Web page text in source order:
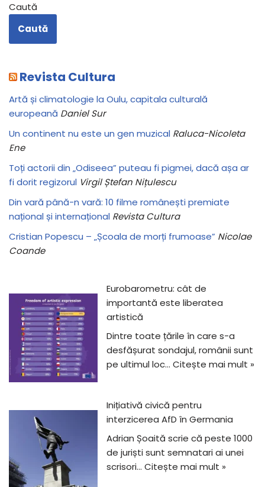
Caută
Caută
Revista Cultura
Artă și climatologie la Oulu, capitala culturală
europeană Daniel Sur
Un continent nu este un gen muzical Raluca-Nicoleta
Ene
Toți actorii din „Odiseea” puteau fi pigmei, dacă așa ar
fi dorit regizorul Virgil Ștefan Nițulescu
Din vară până-n vară: 10 filme românești premiate
național și internațional Revista Cultura
Cristian Popescu – „Școala de morți frumoase” Nicolae
Coande
Eurobarometru: cât de
importantă este liberatea
artistică
Dintre toate țările în care s-a
desfășurat sondajul, românii sunt
pe ultimul loc… Citește mai mult »
Inițiativă civică pentru
interzicerea AfD în Germania
Adrian Șoaită scrie că peste 1000
de juriști sunt semnatari ai unei
scrisori… Citește mai mult »